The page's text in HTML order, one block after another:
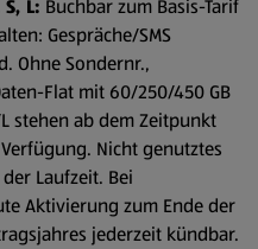
L: Buchbar zum Basis-Tarif
Gespräche/SMS
Ohne Sondernr.,
Flat mit 60/250/450 GB
stehen ab dem Zeitpunkt
Nicht genutztes
Laufzeit. Bei
Aktivierung zum Ende der
jederzeit kündbar.